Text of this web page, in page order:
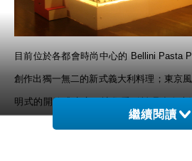
目前位於各都會時尚中心的 Bellini Pasta
創作出獨一無二的新式義大利料理；東京
明式的開放式廚房，讓您看到料理達人
牆、原木長桌椅與和風極簡的燈飾，營造
繼續閱讀